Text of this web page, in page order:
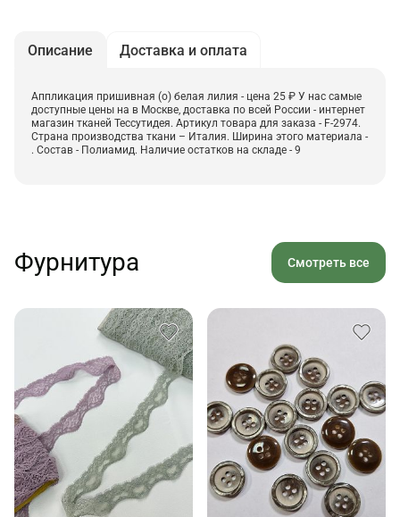
Описание Доставка и оплата
Аппликация пришивная (о) белая лилия - цена 25 ₽ У нас самые
доступные цены на в Москве, доставка по всей России - интернет
магазин тканей Тессутидея. Артикул товара для заказа - F-2974.
Страна производства ткани – Италия. Ширина этого материала -
. Состав - Полиамид. Наличие остатков на складе - 9
Фурнитура Смотреть все